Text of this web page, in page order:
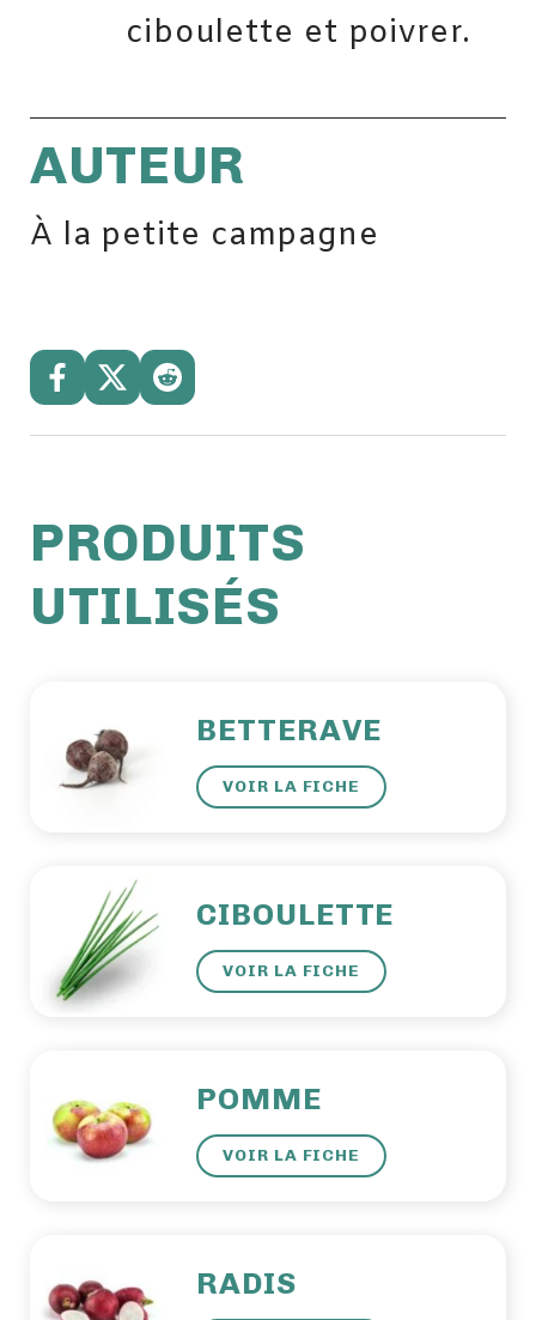
ciboulette et poivrer.
AUTEUR
À la petite campagne
PRODUITS
UTILISÉS
BETTERAVE
VOIR LA FICHE
CIBOULETTE
VOIR LA FICHE
POMME
VOIR LA FICHE
RADIS